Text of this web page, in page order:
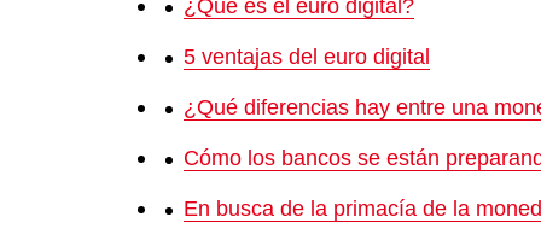
¿Qué es el euro digital?
5 ventajas del euro digital
¿Qué diferencias hay entre una
Cómo los bancos se están
En busca de la primacía de la